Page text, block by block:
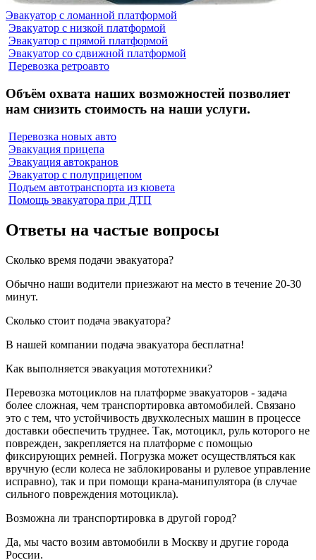
Эвакуатор с ломанной платформой
Эвакуатор с низкой платформой
Эвакуатор с прямой платформой
Эвакуатор со сдвижной платформой
Перевозка ретроавто
Объём охвата наших возможностей позволяет
нам снизить стоимость на наши услуги.
Перевозка новых авто
Эвакуация прицепа
Эвакуация автокранов
Эвакуатор с полуприцепом
Подъем автотранспорта из кювета
Помощь эвакуатора при ДТП
Ответы на частые вопросы
Сколько время подачи эвакуатора?
Обычно наши водители приезжают на место в течение 20-30
минут.
Сколько стоит подача эвакуатора?
В нашей компании подача эвакуатора бесплатна!
Как выполняется эвакуация мототехники?
Перевозка мотоциклов на платформе эвакуаторов - задача
более сложная, чем транспортировка автомобилей. Связано
это с тем, что устойчивость двухколесных машин в процессе
доставки обеспечить труднее. Так, мотоцикл, руль которого не
поврежден, закрепляется на платформе с помощью
фиксирующих ремней. Погрузка может осуществляться как
вручную (если колеса не заблокированы и рулевое управление
исправно), так и при помощи крана-манипулятора (в случае
сильного повреждения мотоцикла).
Возможна ли транспортировка в другой город?
Да, мы часто возим автомобили в Москву и другие города
России.